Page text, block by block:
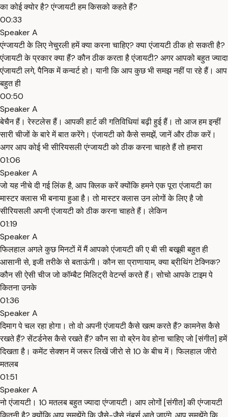
का कोई क्योर है? एंग्जायटी हम किसको कहते हैं?
00:33
Speaker A
एंग्जायटी के लिए नेचुरली हमें क्या करना चाहिए? क्या एंजायटी ठीक हो सकती है?
एंजायटी के प्रकार क्या हैं? कौन ठीक करता है एंजायटी? अगर आपको बहुत ज्यादा
एंजायटी लगे, पैनिक में कन्वर्ट हो। यानी कि आप कुछ भी समझ नहीं पा रहे हैं। आप
बहुत ही
00:50
Speaker A
बेचैन हैं। रेस्टलेस हैं। आपकी हार्ट की गतिविधियां बढ़ी हुई हैं। तो आज हम इन्हीं
सारी चीजों के बारे में बात करेंगे। एंजायटी को कैसे समझें, जानें और ठीक करें।
अगर आप कोई भी सीरियसली एंग्जायटी को ठीक करना चाहते हैं तो हमारा
01:06
Speaker A
जो यह नीचे दी गई लिंक है, आप क्लिक करें क्योंकि हमने एक पूरा एंजायटी का
मास्टर क्लास भी बनाया हुआ है। तो मास्टर क्लास उन लोगों के लिए है जो
सीरियसली अपनी एंजायटी को ठीक करना चाहते हैं। लेकिन
01:19
Speaker A
फिलहाल अगले कुछ मिनटों में मैं आपको एंजायटी की ए बी सी बखूबी बहुत ही
आसानी से, इजी तरीके से बताऊंगी। कौन सा प्राणायाम, क्या ब्रीथिंग टेक्निक?
कौन सी ऐसी चीज जो कॉम्बैट मिलिट्री वेटर्न्स करते हैं। सोचो आपके टाइम पे
कितना उनके
01:36
Speaker A
दिमाग पे चल रहा होगा। तो वो अपनी एंजायटी कैसे खत्म करते हैं? कामनेस कैसे
रखते हैं? सेंटर्डनेस कैसे रखते हैं? कौन सा वो ब्रेन वेव होना चाहिए जो [संगीत] हमें
दिखता है। कमेंट सेक्शन में जरूर लिखें जीरो से 10 के बीच में। फिलहाल जीरो
मतलब
01:51
Speaker A
नो एंजायटी। 10 मतलब बहुत ज्यादा एंग्जायटी। आप लोगों [संगीत] की एंग्जायटी